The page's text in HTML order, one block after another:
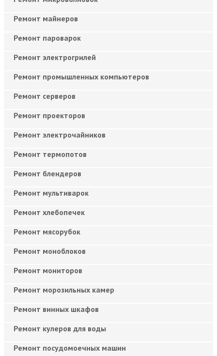
Ремонт майнеров
Ремонт пароварок
Ремонт электрогрилей
Ремонт промышленных компьютеров
Ремонт серверов
Ремонт проекторов
Ремонт электрочайников
Ремонт термопотов
Ремонт блендеров
Ремонт мультиварок
Ремонт хлебопечек
Ремонт мясорубок
Ремонт моноблоков
Ремонт мониторов
Ремонт морозильных камер
Ремонт винных шкафов
Ремонт кулеров для воды
Ремонт посудомоечных машин